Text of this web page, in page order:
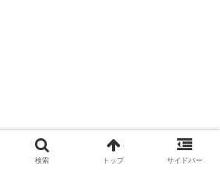
検索 トップ サイドバー